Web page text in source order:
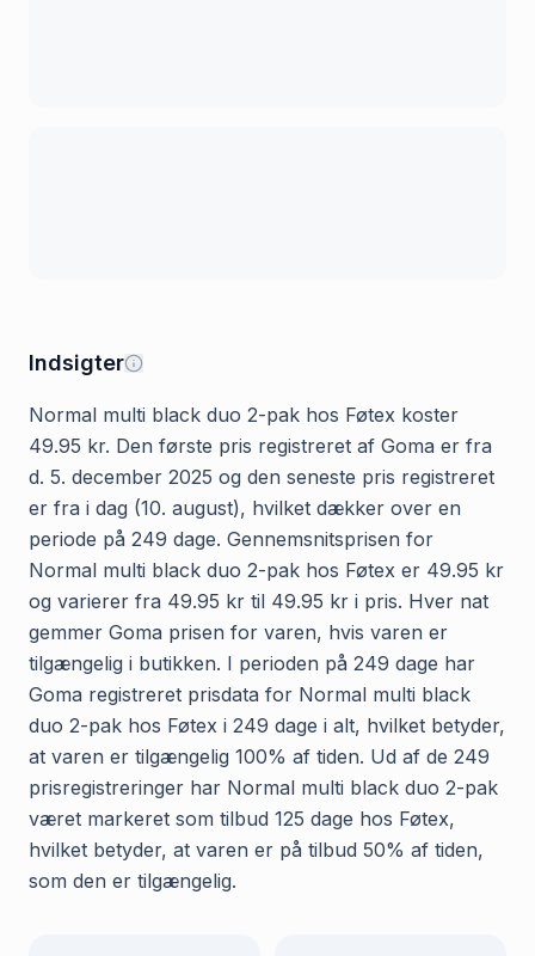
Indsigter
Normal multi black duo 2-pak hos Føtex koster
49.95 kr. Den første pris registreret af Goma er fra
d. 5. december 2025 og den seneste pris registreret
er fra i dag (10. august), hvilket dækker over en
periode på 249 dage. Gennemsnitsprisen for
Normal multi black duo 2-pak hos Føtex er 49.95 kr
og varierer fra 49.95 kr til 49.95 kr i pris. Hver nat
gemmer Goma prisen for varen, hvis varen er
tilgængelig i butikken. I perioden på 249 dage har
Goma registreret prisdata for Normal multi black
duo 2-pak hos Føtex i 249 dage i alt, hvilket betyder,
at varen er tilgængelig 100% af tiden. Ud af de 249
prisregistreringer har Normal multi black duo 2-pak
været markeret som tilbud 125 dage hos Føtex,
hvilket betyder, at varen er på tilbud 50% af tiden,
som den er tilgængelig.